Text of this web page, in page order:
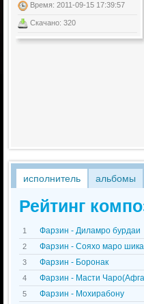
Время: 2011-09-15 17:39:57
Скачано: 320
исполнитель альбомы
Рейтинг
1 Фарзин - Диламро бурдаи
2 Фарзин - Сояхо маро
3 Фарзин - Боронак
4 Фарзин - Масти
5 Фарзин - Мохирабону